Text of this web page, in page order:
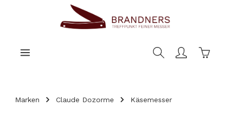
Marken Claude Dozorme Käsemesser